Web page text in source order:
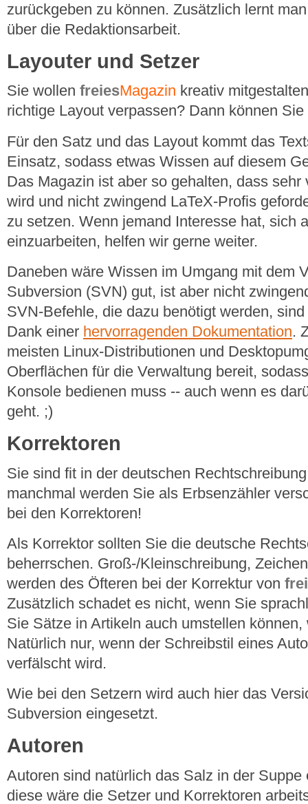
zurückgeben zu können. Zusätzlich lernt
über die Redaktionsarbeit.
Layouter und Setzer
Sie wollen freiesMagazin kreativ
richtige Layout verpassen? Dann können
Für den Satz und das Layout kommt das
Einsatz, sodass etwas Wissen auf diesem
Das Magazin ist aber so gehalten, dass
wird und nicht zwingend LaTeX-Profis
zu setzen. Wenn jemand Interesse hat, sich
einzuarbeiten, helfen wir gerne weiter.
Daneben wäre Wissen im Umgang mit dem
Subversion (SVN) gut, ist aber nicht
SVN-Befehle, die dazu benötigt werden,
Dank einer hervorragenden Dokumentation.
meisten Linux-Distributionen und
Oberflächen für die Verwaltung bereit,
Konsole bedienen muss -- auch wenn es
geht. ;)
Korrektoren
Sie sind fit in der deutschen
manchmal werden Sie als Erbsenzähler
bei den Korrektoren!
Als Korrektor sollten Sie die deutsche
beherrschen. Groß-/Kleinschreibung,
werden des Öfteren bei der Korrektur von
Zusätzlich schadet es nicht, wenn Sie
Sie Sätze in Artikeln auch umstellen
Natürlich nur, wenn der Schreibstil eines
verfälscht wird.
Wie bei den Setzern wird auch hier das
Subversion eingesetzt.
Autoren
Autoren sind natürlich das Salz in der
diese wäre die Setzer und Korrektoren